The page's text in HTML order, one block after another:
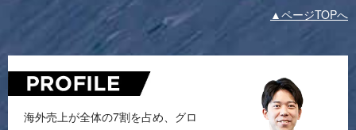
▲ページTOPへ
海外売上が全体の7割を占め、グロ